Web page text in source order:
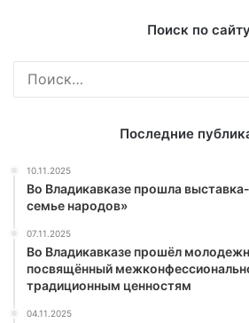
Поиск по сайту
Последние
10.11.2025
Во Владикавказе прошла
семье народов»
07.11.2025
Во Владикавказе прошёл
посвящённый
традиционным ценностям
04.11.2025